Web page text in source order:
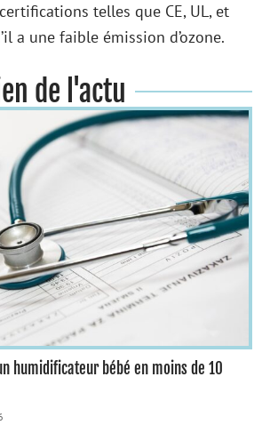
telles que CE, UL, et
a une faible émission d’ozone.
de l'actu
humidificateur bébé en moins de 10